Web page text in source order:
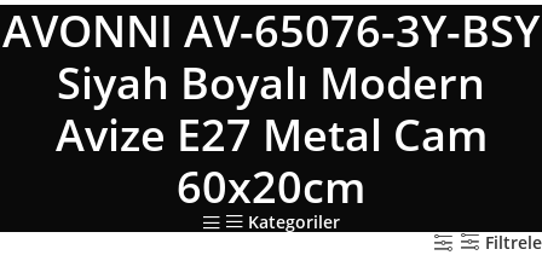
AVONNI AV-65076-3Y-BSY
Siyah Boyalı Modern
Avize E27 Metal Cam
60x20cm
Kategoriler
Filtrele